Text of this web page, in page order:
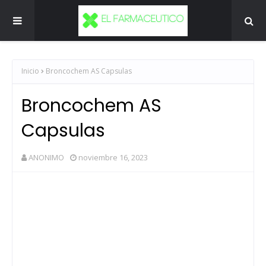
Inicio Broncochem AS Capsulas
Broncochem AS
Capsulas
ANONIMO noviembre 16, 2023